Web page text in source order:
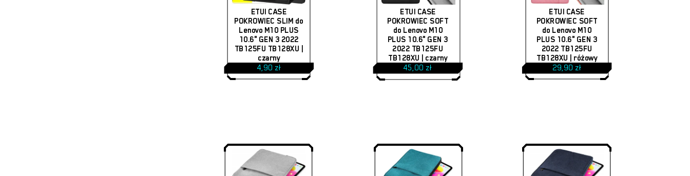
ETUI CASE
POKROWIEC SLIM do
Lenovo M10 PLUS
10.6" GEN 3 2022
TB125FU TB128XU |
czarny
4,90 zł
ETUI CASE
POKROWIEC SOFT
do Lenovo M10
PLUS 10.6" GEN 3
2022 TB125FU
TB128XU | czarny
45,00zł
ETUI CASE
POKROWIEC SOFT
do Lenovo M10
PLUS 10.6" GEN 3
2022 TB125FU
TB128XU | różowy
29,90 zł